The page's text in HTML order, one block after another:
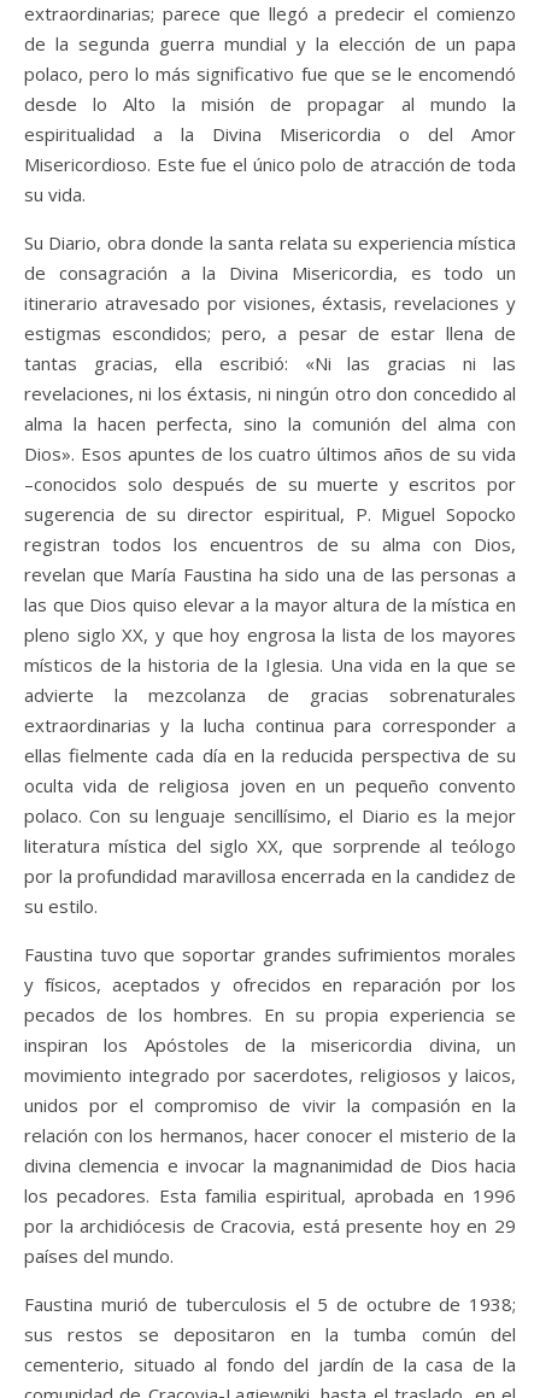
extraordinarias; parece que llegó a predecir el comienzo
de la segunda guerra mundial y la elección de un papa
polaco, pero lo más significativo fue que se le encomendó
desde lo Alto la misión de propagar al mundo la
espiritualidad a la Divina Misericordia o del Amor
Misericordioso. Este fue el único polo de atracción de toda
su vida.
Su Diario, obra donde la santa relata su experiencia mística
de consagración a la Divina Misericordia, es todo un
itinerario atravesado por visiones, éxtasis, revelaciones y
estigmas escondidos; pero, a pesar de estar llena de
tantas gracias, ella escribió: «Ni las gracias ni las
revelaciones, ni los éxtasis, ni ningún otro don concedido al
alma la hacen perfecta, sino la comunión del alma con
Dios». Esos apuntes de los cuatro últimos años de su vida
–conocidos solo después de su muerte y escritos por
sugerencia de su director espiritual, P. Miguel Sopocko
registran todos los encuentros de su alma con Dios,
revelan que María Faustina ha sido una de las personas a
las que Dios quiso elevar a la mayor altura de la mística en
pleno siglo XX, y que hoy engrosa la lista de los mayores
místicos de la historia de la Iglesia. Una vida en la que se
advierte la mezcolanza de gracias sobrenaturales
extraordinarias y la lucha continua para corresponder a
ellas fielmente cada día en la reducida perspectiva de su
oculta vida de religiosa joven en un pequeño convento
polaco. Con su lenguaje sencillísimo, el Diario es la mejor
literatura mística del siglo XX, que sorprende al teólogo
por la profundidad maravillosa encerrada en la candidez de
su estilo.
Faustina tuvo que soportar grandes sufrimientos morales
y físicos, aceptados y ofrecidos en reparación por los
pecados de los hombres. En su propia experiencia se
inspiran los Apóstoles de la misericordia divina, un
movimiento integrado por sacerdotes, religiosos y laicos,
unidos por el compromiso de vivir la compasión en la
relación con los hermanos, hacer conocer el misterio de la
divina clemencia e invocar la magnanimidad de Dios hacia
los pecadores. Esta familia espiritual, aprobada en 1996
por la archidiócesis de Cracovia, está presente hoy en 29
países del mundo.
Faustina murió de tuberculosis el 5 de octubre de 1938;
sus restos se depositaron en la tumba común del
cementerio, situado al fondo del jardín de la casa de la